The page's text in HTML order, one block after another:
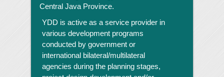
Central Java Province.
YDD is active as a service provider in
various development programs
conducted by government or
international bilateral/multilateral
agencies during the planning stages,